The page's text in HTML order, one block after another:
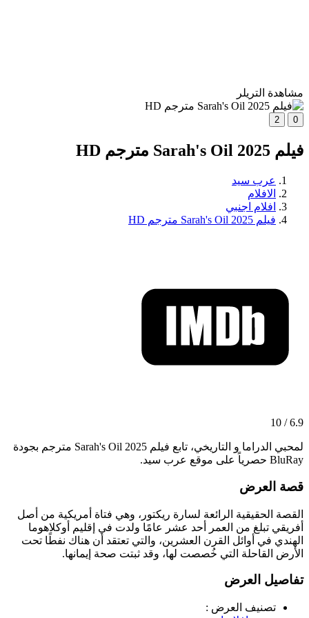
مشاهدة التريلر
0
2
فيلم Sarah's Oil 2025 مترجم HD
عرب سيد
الافلام
افلام اجنبي
فيلم Sarah's Oil 2025 مترجم HD
6.9 / 10
لمحبي الدراما و التاريخي، تابع فيلم Sarah's Oil 2025 مترجم بجودة
BluRay حصرياً على موقع عرب سيد.
قصة العرض
القصة الحقيقية الرائعة لسارة ريكتور، وهي فتاة أمريكية من أصل
أفريقي تبلغ من العمر أحد عشر عامًا ولدت في إقليم أوكلاهوما
الهندي في أوائل القرن العشرين، والتي تعتقد أن هناك نفطًا تحت
الأرض القاحلة التي خُصصت لها، وقد ثبتت صحة إيمانها.
تفاصيل العرض
تصنيف العرض :